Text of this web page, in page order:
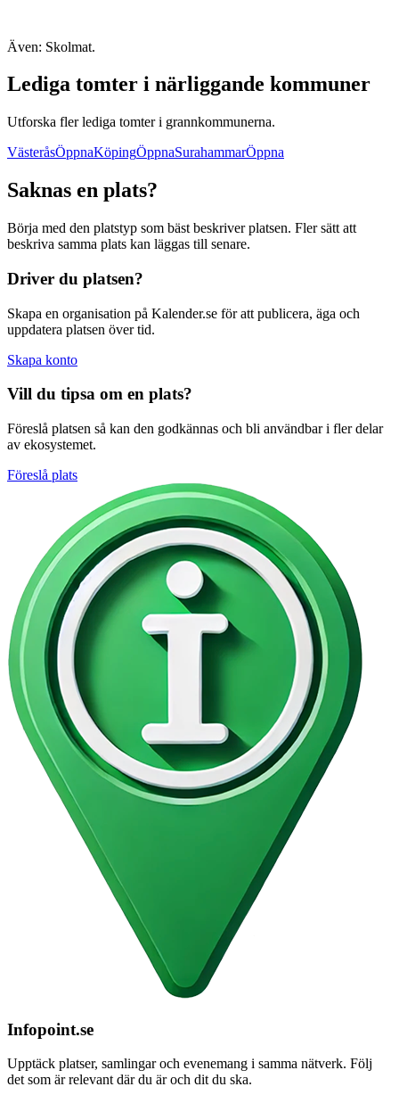
Även: Skolmat.
Lediga tomter i närliggande kommuner
Utforska fler lediga tomter i grannkommunerna.
VästeråsÖppnaKöpingÖppnaSurahammarÖppna
Saknas en plats?
Börja med den platstyp som bäst beskriver platsen. Fler sätt att
beskriva samma plats kan läggas till senare.
Driver du platsen?
Skapa en organisation på Kalender.se för att publicera, äga och
uppdatera platsen över tid.
Skapa konto
Vill du tipsa om en plats?
Föreslå platsen så kan den godkännas och bli användbar i fler delar
av ekosystemet.
Föreslå plats
Infopoint.se
Upptäck platser, samlingar och evenemang i samma nätverk. Följ
det som är relevant där du är och dit du ska.